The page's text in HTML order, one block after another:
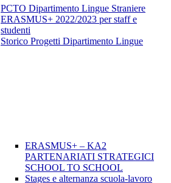
PCTO Dipartimento Lingue Straniere
ERASMUS+ 2022/2023 per staff e
studenti
Storico Progetti Dipartimento Lingue
ERASMUS+ – KA2
PARTENARIATI STRATEGICI
SCHOOL TO SCHOOL
Stages e alternanza scuola-lavoro